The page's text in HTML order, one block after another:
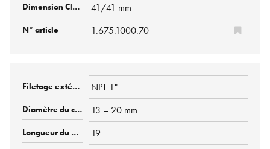
41/41 mm
1.675.1000.70
NPT 1"
13 – 20 mm
19